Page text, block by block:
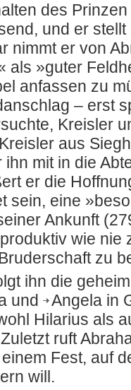
des Prinzen
und er
nimmt er von
als »guter
anfassen zu
– erst
Kreisler
aus
ihn mit in die
er die
sein, eine
Ankunft
wie nie
zu
ihn die
und
Angela in
Hilarius als
ruft
Fest, auf
will.